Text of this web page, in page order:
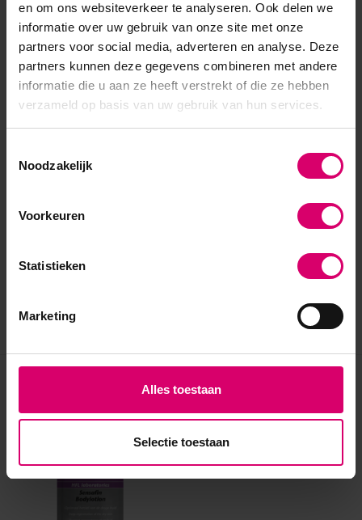
en om ons websiteverkeer te analyseren. Ook delen we
informatie over uw gebruik van onze site met onze
partners voor social media, adverteren en analyse. Deze
partners kunnen deze gegevens combineren met andere
informatie die u aan ze heeft verstrekt of die ze hebben
verzameld op basis van uw gebruik van hun services.
Noodzakelijk
Voorkeuren
Statistieken
Marketing
Alles toestaan
Selectie toestaan
SKU 599862